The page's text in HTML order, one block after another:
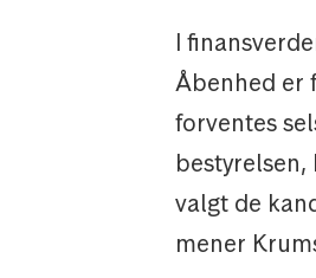
I
Åbenhed er
forventes
valgt de
mener